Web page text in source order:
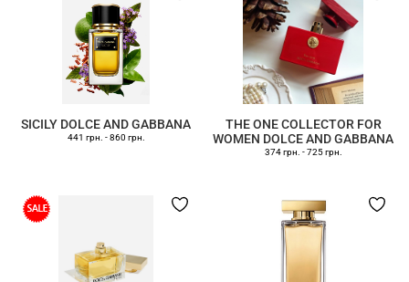
SICILY DOLCE AND GABBANA
441 грн. -860 грн.
THE ONE COLLECTOR FOR
WOMEN DOLCE AND GABBANA
374 грн. -725 грн.